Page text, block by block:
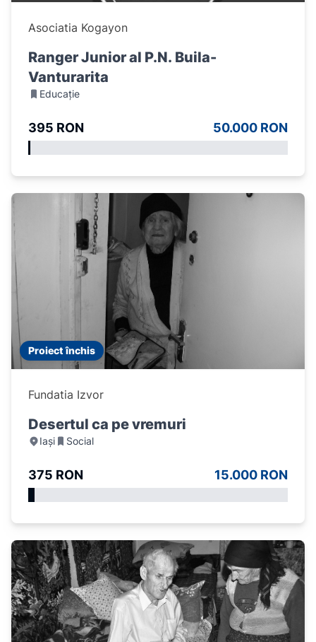
Asociatia Kogayon
Ranger Junior al P.N. Buila-
Vanturarita
Educație
395 RON 50.000 RON
Proiect închis
Fundatia Izvor
Desertul ca pe vremuri
Iași Social
375 RON 15.000 RON